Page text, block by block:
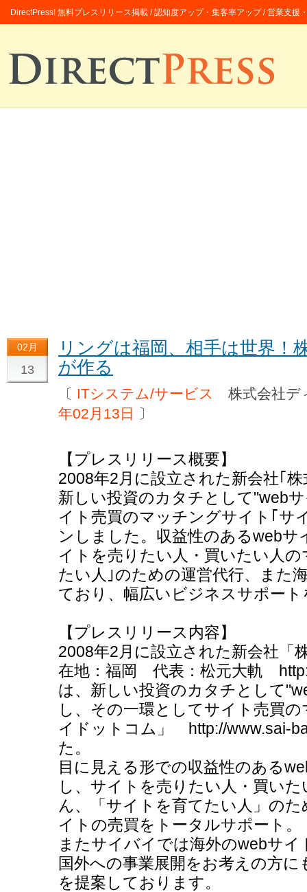
DirectPress! 無料プレスリリース掲載 / 認知度アップ・集客率アップ / 営業支援
02月
13
リングは福岡、相手は世界！
が作る
〔 ITシステム/サービス
株式会社
年02月13日
〕
【プレスリリース概要】
2008年2月に設立された新会社｢
新しい投資のカタチとして"web
イト売買のマッチングサイト｢サ
ンしました。収益性のあるweb
イトを売りたい人・買いたい人
たい人｣のための運営代行、また
ており、幅広いビジネスサポー
【プレスリリース内容】
2008年2月に設立された新会社「
在地：福岡 代表：松元大軌
は、新しい投資のカタチとして
し、その一環としてサイト売買
イドットコム」 http://www.sai-
た。
目に見える形での収益性のある
し、サイトを売りたい人・買い
ん、「サイトを育てたい人」の
イトの売買をトータルサポート。
またサイバイでは海外のwebサ
国外への事業展開をお考えの方
を提案しております。